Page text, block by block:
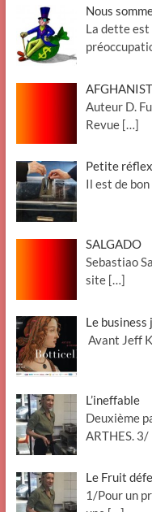
Nous
La dette est
Auteur D.
Revue […]
Petite
Il est de
SALGADO
Sebastiao
site […]
Le
Avant Jeff
L’ineffable
Deuxième
ARTHES. 3/
Le Fruit
1/Pour un